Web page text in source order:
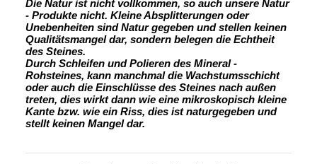
Die Natur ist nicht vollkommen, so auch unsere Natur
- Produkte nicht. Kleine Absplitterungen oder
Unebenheiten sind Natur gegeben und stellen keinen
Qualitätsmangel dar, sondern belegen die Echtheit
des Steines.
Durch Schleifen und Polieren des Mineral -
Rohsteines, kann manchmal die Wachstumsschicht
oder auch die Einschlüsse des Steines nach außen
treten, dies wirkt dann wie eine mikroskopisch kleine
Kante bzw. wie ein Riss, dies ist naturgegeben und
stellt keinen Mangel dar.